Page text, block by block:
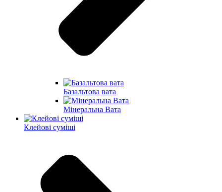
Базальтова вата
Мінеральна Вата
Клейові суміші